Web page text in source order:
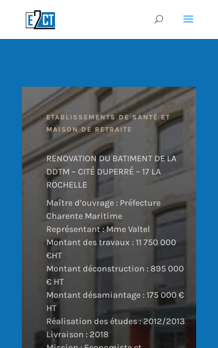
ETABLISSEMENTS DE SANTÉ ET
MAISON DE RETRAITE
RENOVATION DU BATIMENT DE LA
DDTM – CITÉ DUPERRÉ – 17 LA
ROCHELLE
Maître d’ouvrage : Préfecture
Charente Maritime
Représentant : Mme Valtel
Montant des travaux : 11 750 000
€HT
Montant déconstruction : 895 000
€ HT
Montant désamiantage : 175 000 €
HT
Réalisation des études : 2012/2013
Livraison : 2018